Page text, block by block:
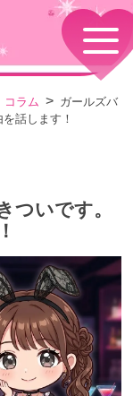
質問
JAPAN
コラム
ガールズバ
話します！
ついです。